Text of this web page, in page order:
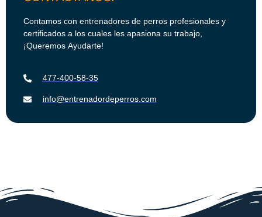
Contamos con entrenadores de perros profesionales y
certificados a los cuales les apasiona su trabajo,
¡Queremos Ayudarte!
477-400-58-35
info@entrenadordeperros.com